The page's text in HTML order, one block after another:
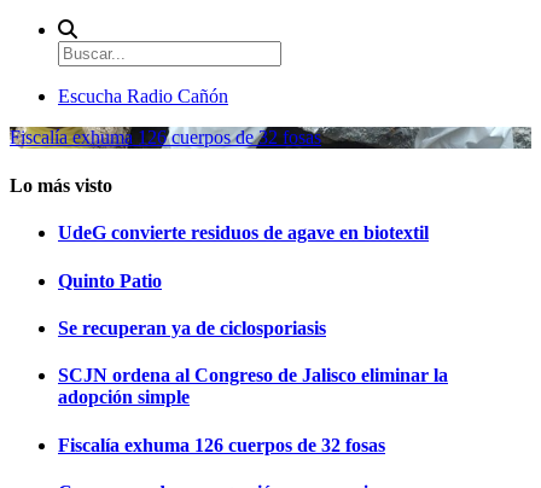
Escucha Radio Cañón
Fiscalía exhuma 126 cuerpos de 32 fosas
Lo más visto
UdeG convierte residuos de agave en biotextil
Quinto Patio
Se recuperan ya de ciclosporiasis
SCJN ordena al Congreso de Jalisco eliminar la
adopción simple
Fiscalía exhuma 126 cuerpos de 32 fosas